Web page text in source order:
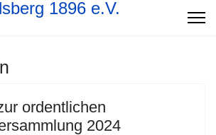
ordentlichen
2024